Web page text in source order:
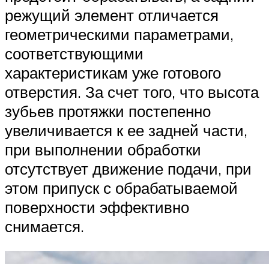
режущий элемент отличается
геометрическими параметрами,
соответствующими
характеристикам уже готового
отверстия. За счет того, что высота
зубьев протяжки постепенно
увеличивается к ее задней части,
при выполнении обработки
отсутствует движение подачи, при
этом припуск с обрабатываемой
поверхности эффективно
снимается.